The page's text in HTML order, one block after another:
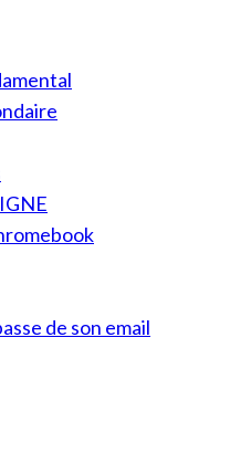
de son email